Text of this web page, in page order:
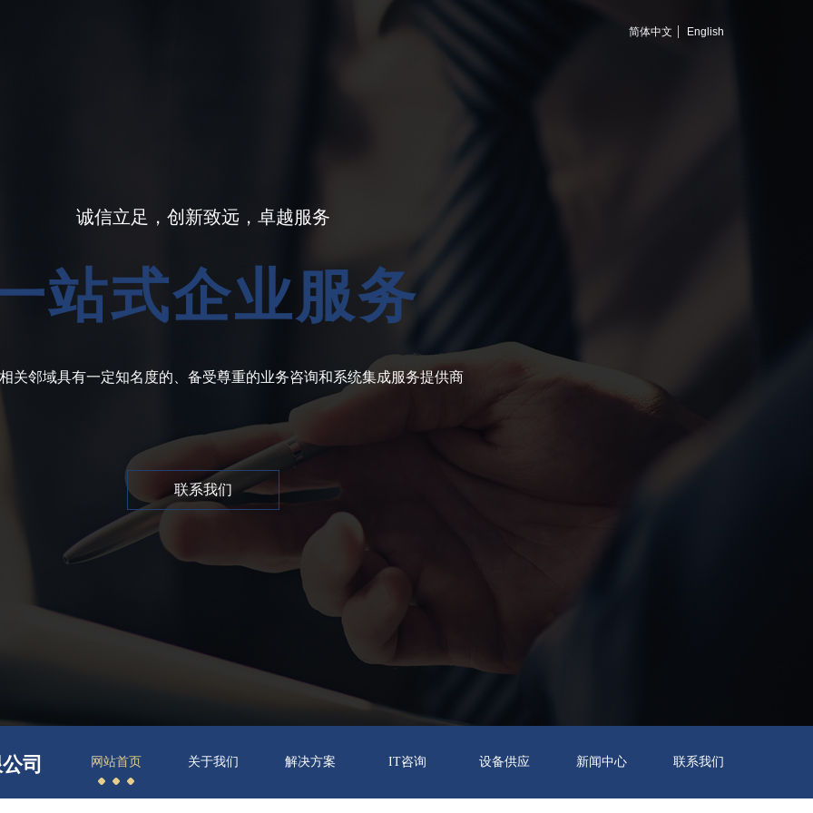
简体中文 English
诚信立足，创新致远，卓越服务
站式企业服务
关邻域具有一定知名度的、备受尊重的业务咨询和系统集成服务提供商
联系我们
网站首页 关于我们 解决方案 IT咨询 设备供应 新闻中心 联系我们
司